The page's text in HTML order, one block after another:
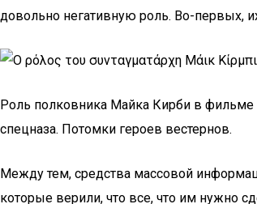
довольно негативную роль. Во-первых,
Роль полковника Майка Кирби в
спецназа. Потомки героев вестернов.
Между тем, средства массовой
которые верили, что все, что им нужно